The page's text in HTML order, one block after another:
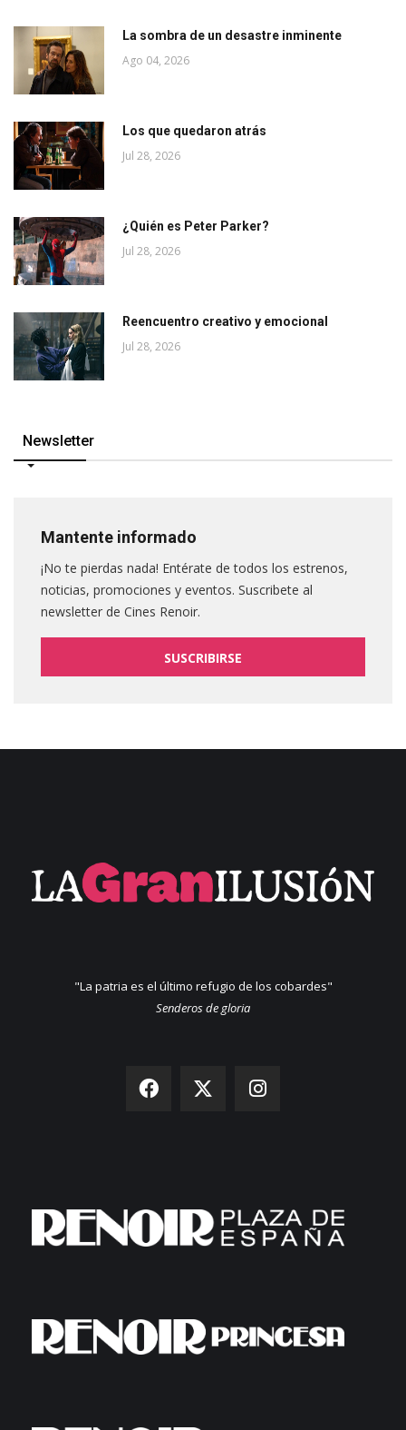
La sombra de un desastre inminente
Ago 04, 2026
Los que quedaron atrás
Jul 28, 2026
¿Quién es Peter Parker?
Jul 28, 2026
Reencuentro creativo y emocional
Jul 28, 2026
Newsletter
Mantente informado
¡No te pierdas nada! Entérate de todos los estrenos,
noticias, promociones y eventos. Suscribete al
newsletter de Cines Renoir.
SUSCRIBIRSE
"La patria es el último refugio de los cobardes"
Senderos de gloria